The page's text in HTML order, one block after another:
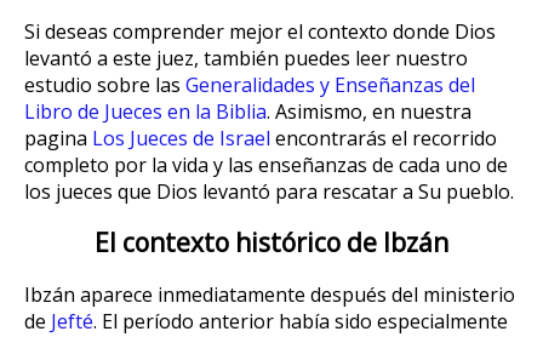
Si deseas comprender mejor el contexto donde Dios
levantó a este juez, también puedes leer nuestro
estudio sobre las Generalidades y Enseñanzas del
Libro de Jueces en la Biblia. Asimismo, en nuestra
pagina Los Jueces de Israel encontrarás el recorrido
completo por la vida y las enseñanzas de cada uno de
los jueces que Dios levantó para rescatar a Su pueblo.
El contexto histórico de Ibzán
Ibzán aparece inmediatamente después del ministerio
de Jefté. El período anterior había sido especialmente